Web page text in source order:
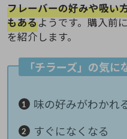
フレーバーの好みや吸い
もあるようです。購入前
を紹介します。
「チラーズ」の気に
味の好みがわかれ
すぐになくなる